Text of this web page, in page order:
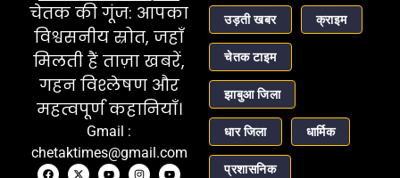
चेतक की गूंज: आपका
विश्वसनीय स्रोत, जहाँ
मिलती हैं ताज़ा खबरें,
गहन विश्लेषण और
महत्वपूर्ण कहानियाँ।
Gmail :
chetaktimes@gmail.com
उड़ती खबर क्राइम
चेतक टाइम
झाबुआ जिला
धार जिला धार्मिक
प्रशासनिक